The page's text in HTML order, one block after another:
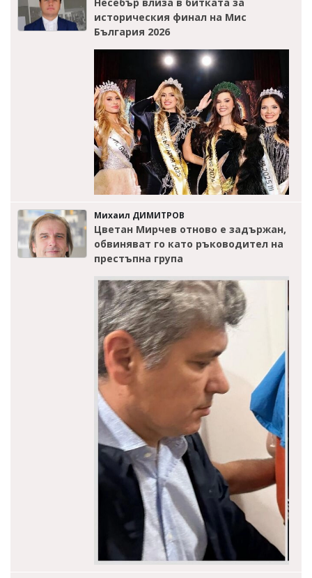
историческия финал на Мис
България 2026
Михаил ДИМИТРОВ
Цветан Мирчев отново е задържан,
обвиняват го като ръководител на
престъпна група